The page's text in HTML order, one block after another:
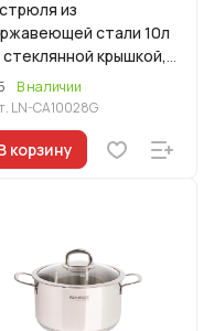
из
стали 10л
крышкой,
"Леон"
5
В наличии
LN-CA10028G
корзину